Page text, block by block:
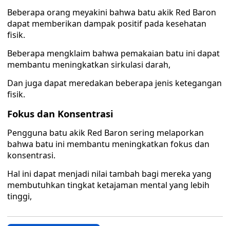
Beberapa orang meyakini bahwa batu akik Red Baron
dapat memberikan dampak positif pada kesehatan
fisik.
Beberapa mengklaim bahwa pemakaian batu ini dapat
membantu meningkatkan sirkulasi darah,
Dan juga dapat meredakan beberapa jenis ketegangan
fisik.
Fokus dan Konsentrasi
Pengguna batu akik Red Baron sering melaporkan
bahwa batu ini membantu meningkatkan fokus dan
konsentrasi.
Hal ini dapat menjadi nilai tambah bagi mereka yang
membutuhkan tingkat ketajaman mental yang lebih
tinggi,